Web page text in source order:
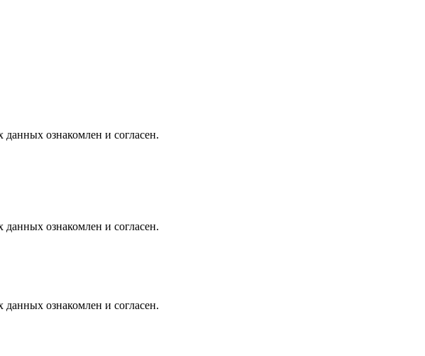
ознакомлен и согласен.
ознакомлен и согласен.
ознакомлен и согласен.